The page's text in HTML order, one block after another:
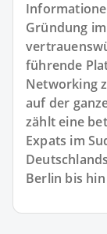
Gründung
führende
Networking
auf der
zählt eine
Expats im
Berlin bis